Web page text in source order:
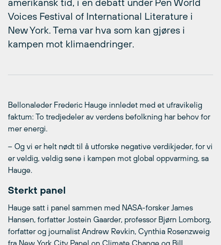
amerikansk tid, i en debatt under Pen World
Voices Festival of International Literature i
New York. Tema var hva som kan gjøres i
kampen mot klimaendringer.
Bellonaleder Frederic Hauge innledet med et ufravikelig
faktum: To tredjedeler av verdens befolkning har behov for
mer energi.
– Og vi er helt nødt til å utforske negative verdikjeder, for vi
er veldig, veldig sene i kampen mot global oppvarming, sa
Hauge.
Sterkt panel
Hauge satt i panel sammen med NASA-forsker James
Hansen, forfatter Jostein Gaarder, professor Bjørn Lomborg,
forfatter og journalist Andrew Revkin, Cynthia Rosenzweig
fra New York City Panel on Climate Change og Bill